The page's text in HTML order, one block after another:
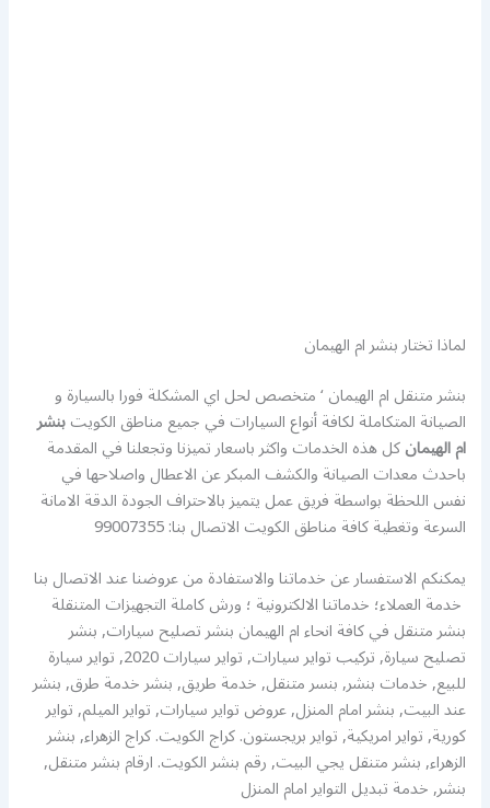
لماذا تختار بنشر ام الهيمان
بنشر متنقل ام الهيمان ‘ متخصص لحل اي المشكلة فورا بالسيارة و
الصيانة المتكاملة لكافة أنواع السيارات في جميع مناطق الكويتبنشر
ام الهيمانكل هذه الخدمات واكثر باسعار تميزنا وتجعلنا في المقدمة
باحدث معدات الصيانة والكشف المبكر عن الاعطال واصلاحها في
نفس اللحظة بواسطة فريق عمل يتميز بالاحتراف الجودة الدقة الامانة
السرعة وتغطية كافة مناطق الكويت الاتصال بنا: 99007355
يمكنكم الاستفسار عن خدماتنا والاستفادة من عروضنا عند الاتصال بنا
خدمة العملاء؛ خدماتنا الالكترونية ؛ ورش كاملة التجهيزات المتنقلة
بنشر متنقل في كافة انحاء ام الهيمان بنشر تصليح سيارات, بنشر
تصليح سيارة, تركيب تواير سيارات, تواير سيارات 2020, تواير سيارة
للبيع, خدمات بنشر, بنسر متنقل, خدمة طريق, بنشر خدمة طرق, بنشر
عند البيت, بنشر امام المنزل, عروض تواير سيارات, تواير الميلم, تواير
كورية, تواير امريكية, تواير بريجستون. كراج الكويت. كراج الزهراء, بنشر
الزهراء, بنشر متنقل يجي البيت, رقم بنشر الكويت. ارقام بنشر متنقل,
بنشر, خدمة تبديل التواير امام المنزل